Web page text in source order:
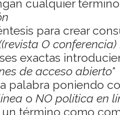
cualquier
para crear
O conferencia)
exactas
de acceso abierto"
palabra poniendo
o NO política en
término como